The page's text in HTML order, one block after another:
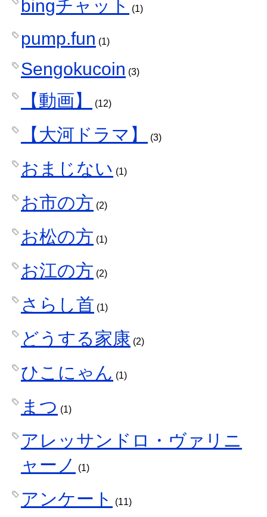
bingチャット (1)
pump.fun (1)
Sengokucoin (3)
【動画】 (12)
【大河ドラマ】 (3)
おまじない (1)
お市の方 (2)
お松の方 (1)
お江の方 (2)
さらし首 (1)
どうする家康 (2)
ひこにゃん (1)
まつ (1)
アレッサンドロ・ヴァリニ
ャーノ
(1)
アンケート (11)